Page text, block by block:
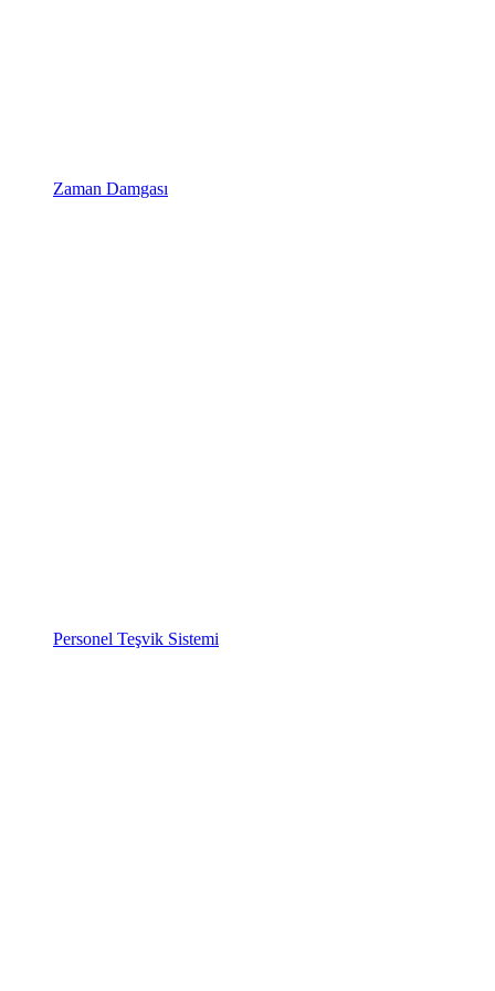
Zaman Damgası
Personel Teşvik Sistemi